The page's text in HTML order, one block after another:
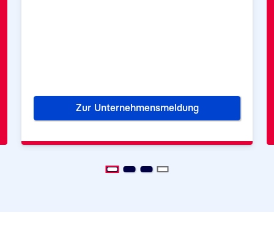
bekommen Zugang zur Telematikinfrastruktur
Zur Unternehmensmeldung
D-Trust startet Betrieb der